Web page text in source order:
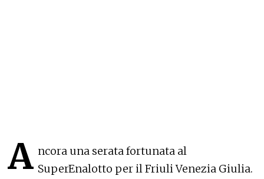
A ncora una serata fortunata al
SuperEnalotto per il Friuli Venezia Giulia.